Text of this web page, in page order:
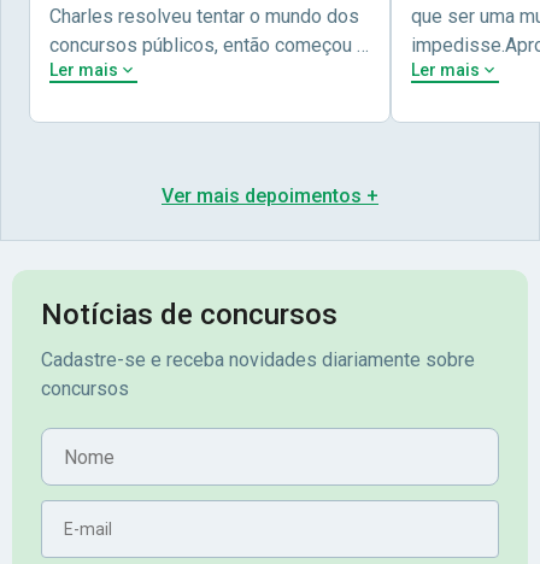
Charles resolveu tentar o mundo dos
concursos públicos, então começou a
estudar com contéudo gratuito que a
preparação completa, e o resultado
abriu o concurso para o Banco da sua
cidade, o Banrisul. Se tornou
assinante premium e em seguida
mérito no concurso do
Banrisul.Charles Kelvin Friske -
Ler mais
que ser uma
concursos
sua vida e
obstáculos
Pimenta -
Ler mais
Ver mais depoimentos +
Notícias de concursos
Cadastre-se e receba novidades diariamente sobre
concursos
Nome
E-mail